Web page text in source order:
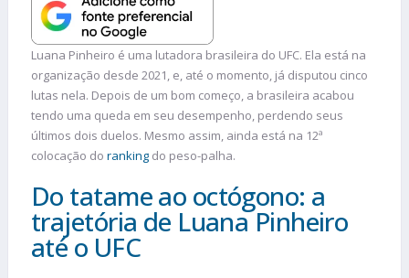
Luana Pinheiro é uma lutadora brasileira do UFC. Ela está na
organização desde 2021, e, até o momento, já disputou cinco
lutas nela. Depois de um bom começo, a brasileira acabou
tendo uma queda em seu desempenho, perdendo seus
últimos dois duelos. Mesmo assim, ainda está na 12ª
colocação do ranking do peso-palha.
Do tatame ao octógono: a
trajetória de Luana Pinheiro
até o UFC